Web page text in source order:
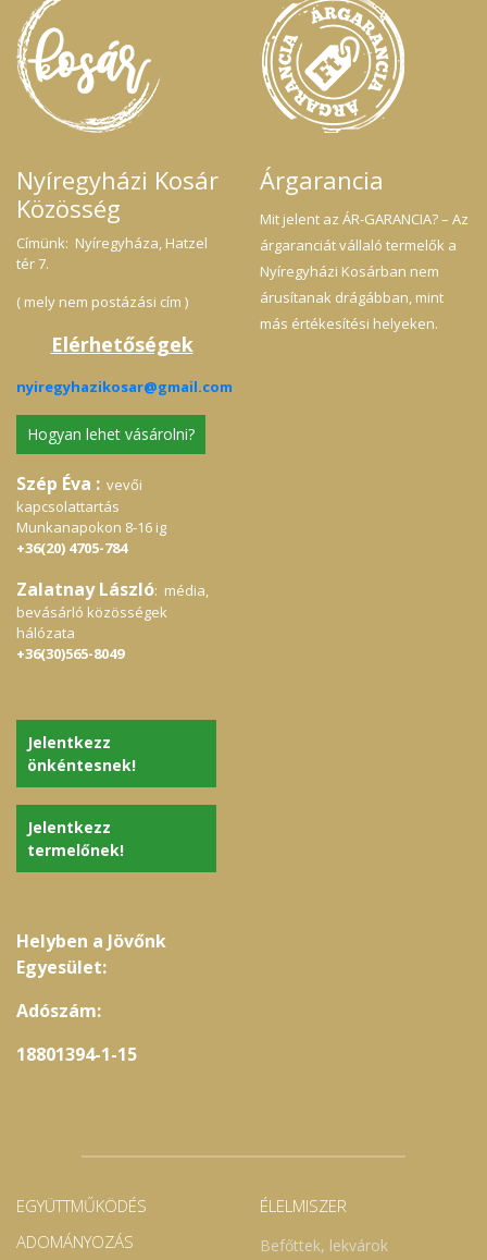
Nyíregyházi Kosár
Közösség
Címünk: Nyíregyháza, Hatzel
tér 7.
( mely nem postázási cím )
Elérhetőségek
nyiregyhazikosar@gmail.com
Hogyan lehet vásárolni?
Szép Éva : vevői
kapcsolattartás
Munkanapokon 8-16 ig
+36(20) 4705-784
Zalatnay László: média,
bevásárló közösségek
hálózata
+36(30)565-8049
Jelentkezz
önkéntesnek!
Jelentkezz
termelőnek!
Helyben a Jövőnk
Egyesület:
Adószám:
18801394-1-15
Árgarancia
Mit jelent az ÁR-GARANCIA? – Az
árgaranciát vállaló termelők a
Nyíregyházi Kosárban nem
árusítanak drágábban, mint
más értékesítési helyeken.
EGYÜTTMŰKÖDÉS
ADOMÁNYOZÁS
ÉLELMISZER
Befőttek, lekvárok